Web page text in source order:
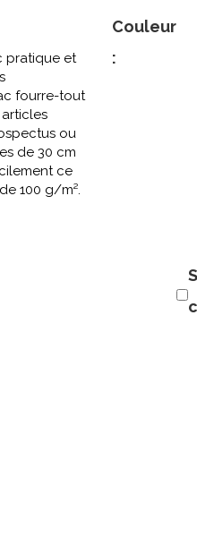
pratique et
fourre-tout
ou
de 30 cm
ce
100 g/m².
Couleur
: